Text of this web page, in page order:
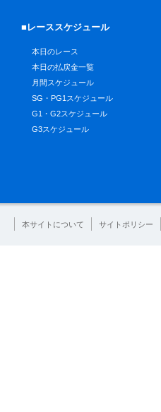
■レーススケジュール
本日のレース
本日の払戻金一覧
月間スケジュール
SG・PG1スケジュール
G1・G2スケジュール
G3スケジュール
本サイトについて サイトポリシー